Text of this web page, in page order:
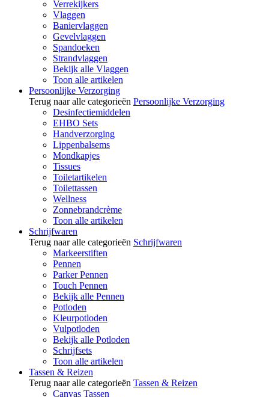
Verrekijkers
Vlaggen
Baniervlaggen
Gevelvlaggen
Spandoeken
Strandvlaggen
Bekijk alle Vlaggen
Toon alle artikelen
Persoonlijke Verzorging
Terug naar alle categorieën Persoonlijke Verzorging
Desinfectiemiddelen
EHBO Sets
Handverzorging
Lippenbalsems
Mondkapjes
Tissues
Toiletartikelen
Toilettassen
Wellness
Zonnebrandcrème
Toon alle artikelen
Schrijfwaren
Terug naar alle categorieën Schrijfwaren
Markeerstiften
Pennen
Parker Pennen
Touch Pennen
Bekijk alle Pennen
Potloden
Kleurpotloden
Vulpotloden
Bekijk alle Potloden
Schrijfsets
Toon alle artikelen
Tassen & Reizen
Terug naar alle categorieën Tassen & Reizen
Canvas Tassen